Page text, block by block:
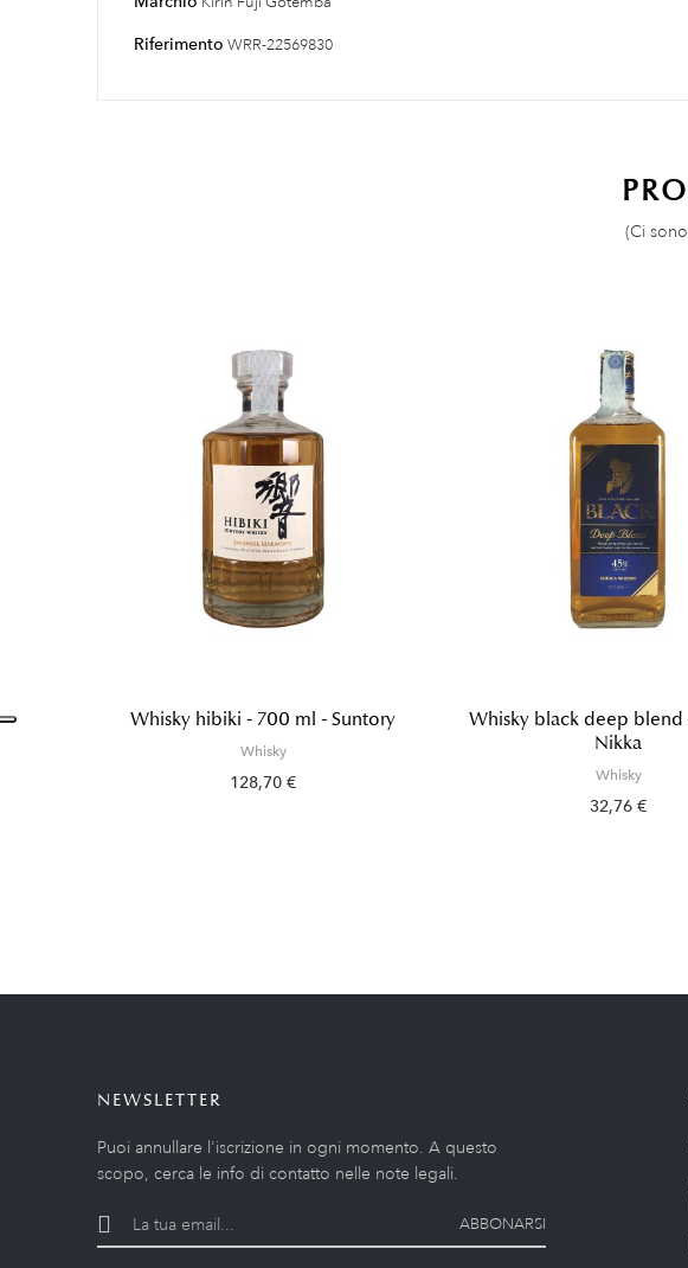
Riferimento WRR-22569830
(Ci
Whisky hibiki - 700 ml - Suntory
Whisky
128,70 €
Whisky black deep blend
Nikka
Whisky
32,76 €
NEWSLETTER
Puoi annullare l'iscrizione in ogni momento. A questo
scopo, cerca le info di contatto nelle note legali.
ABBONARSI